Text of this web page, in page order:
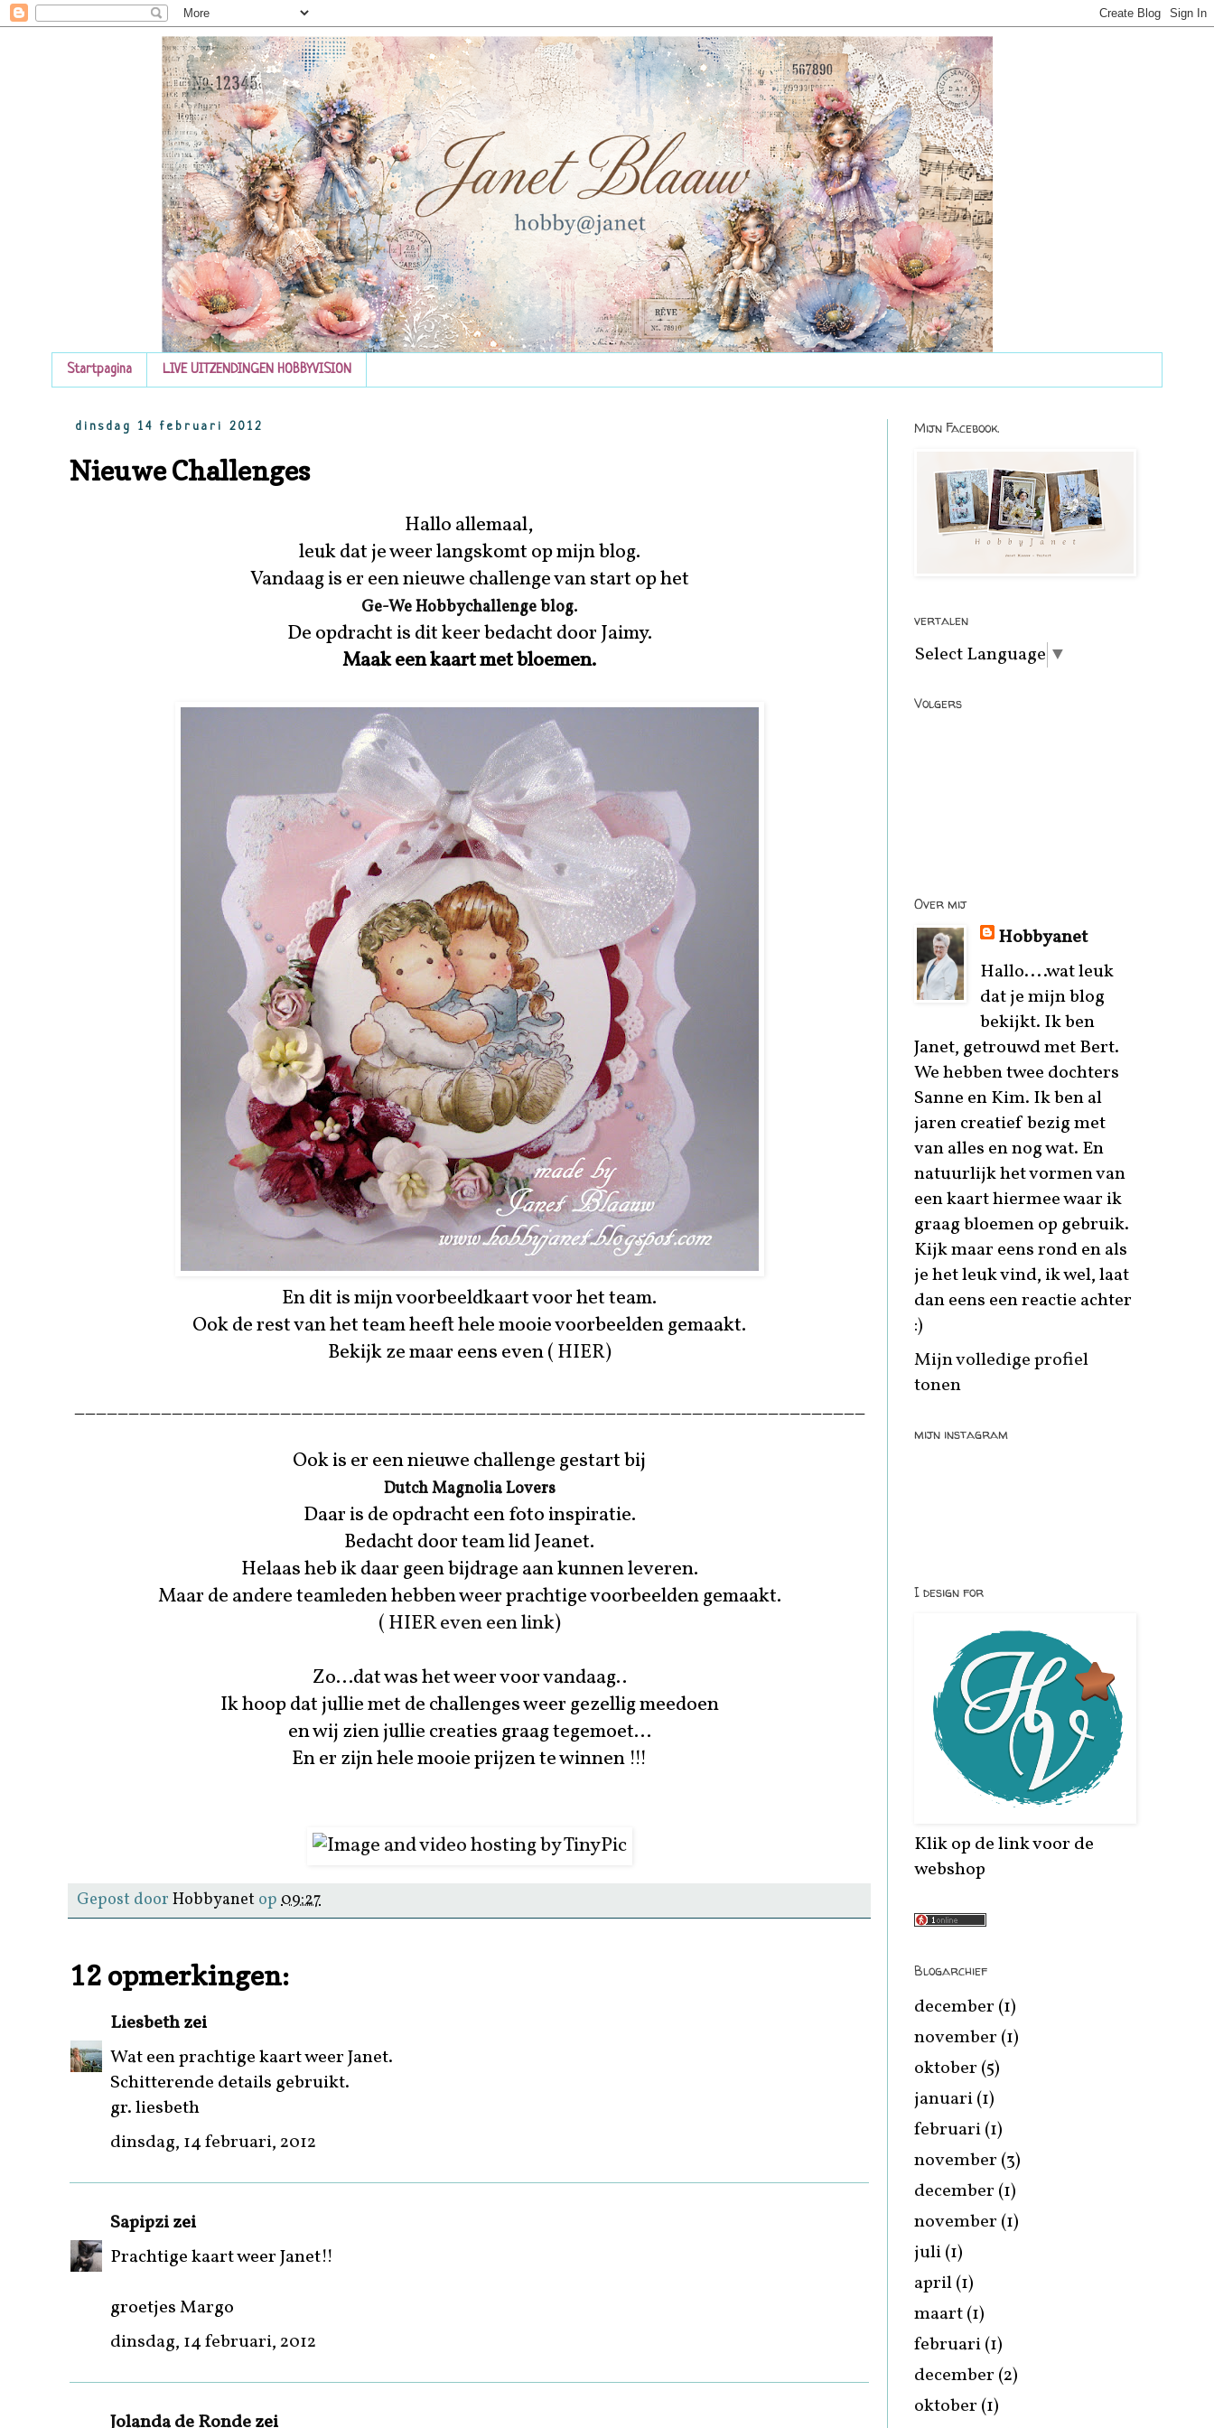
Startpagina LIVE UITZENDINGEN HOBBYVISION
dinsdag 14 februari 2012
Nieuwe Challenges
Hallo allemaal,
leuk dat je weer langskomt op mijn blog.
Vandaag is er een nieuwe challenge van start op het
Ge-We Hobbychallenge blog.
De opdracht is dit keer bedacht door Jaimy.
Maak een kaart met bloemen.
En dit is mijn voorbeeldkaart voor het team.
Ook de rest van het team heeft hele mooie voorbeelden gemaakt.
Bekijk ze maar eens even (HIER)
_________________________________________________________________________
Ook is er een nieuwe challenge gestart bij
Dutch Magnolia Lovers
Daar is de opdracht een foto inspiratie.
Bedacht door team lid Jeanet.
Helaas heb ik daar geen bijdrage aan kunnen leveren.
Maar de andere teamleden hebben weer prachtige voorbeelden gemaakt.
( HIER even een link)
Zo...dat was het weer voor vandaag..
Ik hoop dat jullie met de challenges weer gezellig meedoen
en wij zien jullie creaties graag tegemoet...
En er zijn hele mooie prijzen te winnen !!!
Gepost door Hobbyanet op 09:27
12 opmerkingen:
Liesbethzei
Wat een prachtige kaart weer Janet.
Schitterende details gebruikt.
gr. liesbeth
dinsdag, 14 februari, 2012
Sapipzizei
Prachtige kaart weer Janet!!
groetjes Margo
dinsdag, 14 februari, 2012
Jolanda de Rondezei
Mijn Facebook.
vertalen
Select Language ▼
Volgers
Over mij
Hobbyanet
Hallo....wat leuk
dat je mijn blog
bekijkt. Ik ben
Janet, getrouwd met Bert.
We hebben twee dochters
Sanne en Kim. Ik ben al
jaren creatief bezig met
van alles en nog wat. En
natuurlijk het vormen van
een kaart hiermee waar ik
graag bloemen op gebruik.
Kijk maar eens rond en als
je het leuk vind, ik wel, laat
dan eens een reactie achter
:)
Mijn volledige profiel
tonen
mijn instagram
I design for
Klik op de link voor de
webshop
Blogarchief
december (1)
november (1)
oktober (5)
januari(1)
februari(1)
november (3)
december (1)
november (1)
juli(1)
april(1)
maart(1)
februari(1)
december (2)
oktober (1)